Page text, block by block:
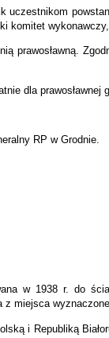
prawosławną.
dla prawosławnej
RP w Grodnie.
w 1938 r. do
z miejsca
i Republiką